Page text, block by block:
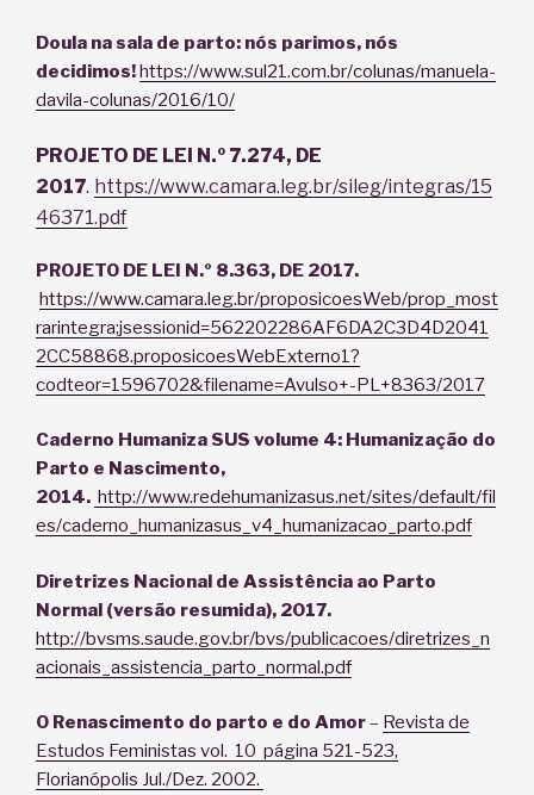
Doula na sala de parto: nós parimos, nós
decidimos!https://www.sul21.com.br/colunas/manuela-
davila-colunas/2016/10/
PROJETO DE LEI N.º 7.274, DE
2017.https://www.camara.leg.br/sileg/integras/15
46371.pdf
PROJETO DE LEI N.º 8.363, DE 2017.
https://www.camara.leg.br/proposicoesWeb/prop_most
rarintegra;jsessionid=562202286AF6DA2C3D4D2041
2CC58868.proposicoesWebExterno1?
codteor=1596702&filename=Avulso+-PL+8363/2017
Caderno Humaniza SUS volume 4: Humanização do
Parto e Nascimento,
2014. http://www.redehumanizasus.net/sites/default/fil
es/caderno_humanizasus_v4_humanizacao_parto.pdf
Diretrizes Nacional de Assistência ao Parto
Normal (versão resumida), 2017.
http://bvsms.saude.gov.br/bvs/publicacoes/diretrizes_n
acionais_assistencia_parto_normal.pdf
O Renascimento do parto e do Amor– Revista de
Estudos Feministas vol. 10 página 521-523,
Florianópolis Jul./Dez. 2002.